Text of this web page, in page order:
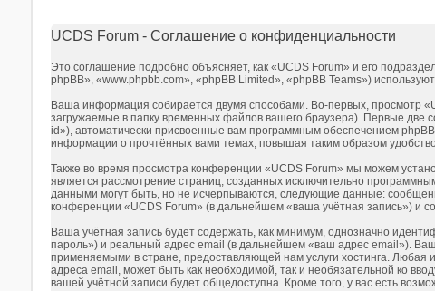
UCDS Forum - Соглашение о конфиденциальности
Это соглашение подробно объясняет, как «UCDS Forum» и его
phpBB», «www.phpbb.com», «phpBB Limited», «phpBB Teams»)
Ваша информация собирается двумя способами. Во-первых, просмотр
загружаемые в папку временных файлов вашего браузера). Первые две
id»), автоматически присвоенные вам программным обеспечением
информации о прочтённых вами темах, повышая таким образом
Также во время просмотра конференции «UCDS Forum» мы можем
является рассмотрение страниц, созданных исключительно
данными могут быть, но не исчерпываются, следующие данные:
конференции «UCDS Forum» (в дальнейшем «ваша учётная запись») и
Ваша учётная запись будет содержать, как минимум, однозначно
пароль») и реальный адрес email (в дальнейшем «ваш адрес email»).
применяемыми в стране, предоставляющей нам услуги хостинга.
адреса email, может быть как необходимой, так и необязательной ко
вашей учётной записи будет общедоступна. Кроме того, у вас есть